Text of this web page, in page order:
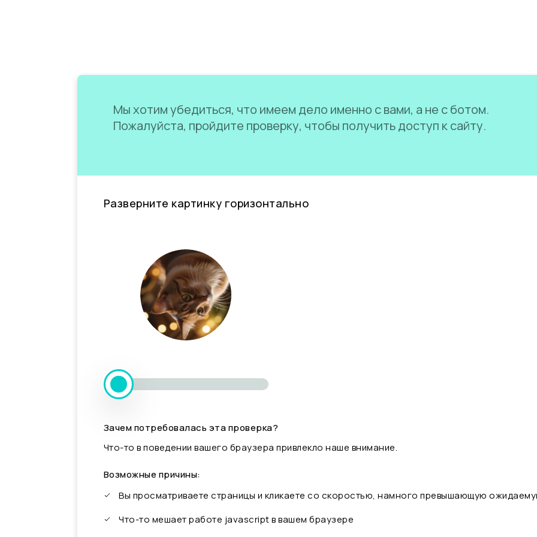
Мы хотим убедиться, что имеем дело именно с вами, а не с ботом.
Пожалуйста, пройдите проверку, чтобы получить доступ к сайту.
Разверните картинку горизонтально
Зачем потребовалась эта проверка?
Что-то в поведении вашего браузера привлекло наше внимание.
Возможные причины:
Вы просматриваете страницы и кликаете со скоростью, намного превышающую
Что-то мешает работе javascript в вашем браузере